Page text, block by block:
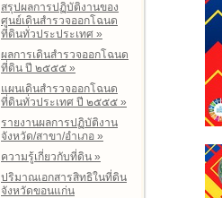
สรุปผลการปฏิบัติงานของ
ศูนย์เดินสำรวจออกโฉนด
ที่ดินทั่วประประเทศ »
ผลการเดินสำรวจออกโฉนด
ที่ดิน ปี ๒๕๕๕ »
แผนเดินสำรวจออกโฉนด
ที่ดินทั่วประเทศ ปี ๒๕๕๕ »
รายงานผลการปฏิบัติงาน
จังหวัด/สาขา/อำเภอ »
ความรู้เกี่ยวกับที่ดิน »
ปริมาณเอกสารสิทธิในที่ดิน
จังหวัดขอนแก่น